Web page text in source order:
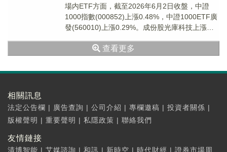
場内ETF方面，截至2026年6月2日收盤，中證
1000指數(000852)上漲0.48%，中證1000ETF廣
發(560010)上漲0.29%。成份股光庫科技上漲
查看更多
相關訊息
法定公告欄 | 廣告查詢 | 公司介紹 | 專欄邀稿 | 投資者關係 |
版權聲明 | 重要聲明 | 私隱政策 | 聯絡我們
友情鏈接
清博智能 | 艾媒諮詢 | 和訊 | 新時空 | 時代財經 | 證券市場周